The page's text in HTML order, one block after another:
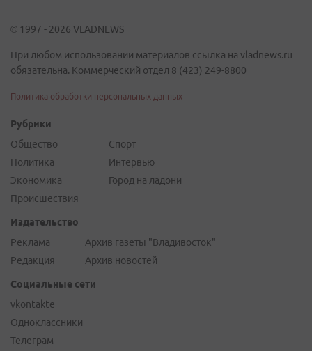
© 1997 - 2026 VLADNEWS
При любом использовании материалов ссылка на vladnews.ru
обязательна. Коммерческий отдел 8 (423) 249-8800
Политика обработки персональных данных
Рубрики
Общество
Политика
Экономика
Происшествия
Спорт
Интервью
Город на ладони
Издательство
Реклама
Редакция
Архив газеты "Владивосток"
Архив новостей
Социальные сети
vkontakte
Одноклассники
Телеграм